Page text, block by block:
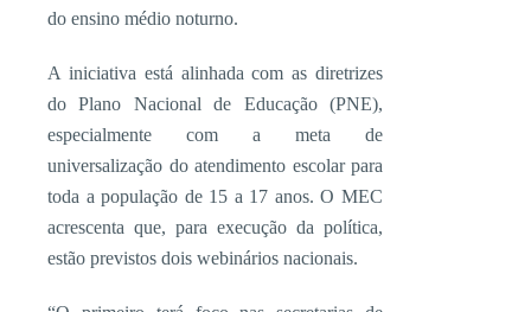
do ensino médio noturno.
A iniciativa está alinhada com as diretrizes
do Plano Nacional de Educação (PNE),
especialmente com a meta de
universalização do atendimento escolar para
toda a população de 15 a 17 anos. O MEC
acrescenta que, para execução da política,
estão previstos dois webinários nacionais.